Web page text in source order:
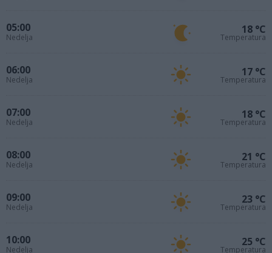
05:00
Nedelja
18 °C
Temperatura
06:00
Nedelja
17 °C
Temperatura
07:00
Nedelja
18 °C
Temperatura
08:00
Nedelja
21 °C
Temperatura
09:00
Nedelja
23 °C
Temperatura
10:00
Nedelja
25 °C
Temperatura